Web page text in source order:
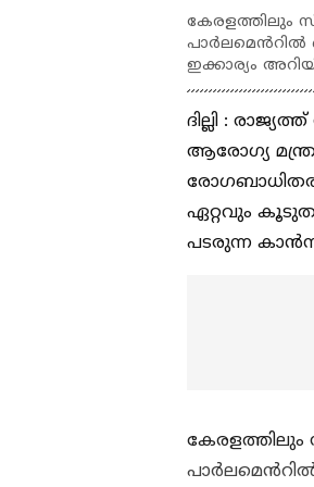
കേരളത്തിലും
ഇക്കാര്യം
ദില്ലി :
ആരോഗ്യ
ഏറ്റവും
പടരുന്ന